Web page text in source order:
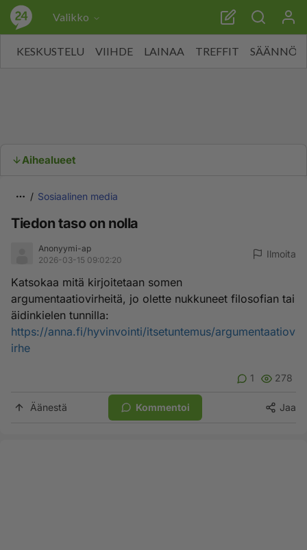
Valikko
KESKUSTELU VIIHDE LAINAA TREFFIT SÄÄNNÖT
Aihealueet
Sosiaalinen media
Tiedon taso on nolla
Anonyymi-ap
2026-03-15 09:02:20
Ilmoita
Katsokaa mitä kirjoitetaan somen
argumentaatiovirheitä, jo olette nukkuneet filosofian tai
äidinkielen tunnilla:
https://anna.fi/hyvinvointi/itsetuntemus/argumentaatiov
irhe
1 278
Äänestä Kommentoi Jaa